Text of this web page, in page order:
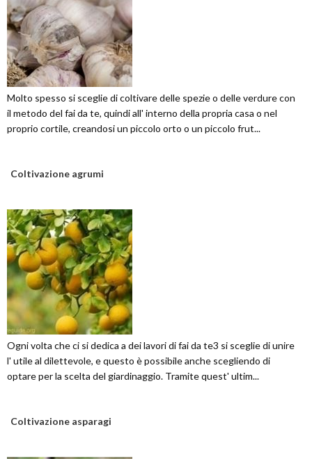
Molto spesso si sceglie di coltivare delle spezie o delle verdure con
il metodo del fai da te, quindi all' interno della propria casa o nel
proprio cortile, creandosi un piccolo orto o un piccolo frut...
Coltivazione agrumi
Ogni volta che ci si dedica a dei lavori di fai da te3 si sceglie di unire
l' utile al dilettevole, e questo è possibile anche scegliendo di
optare per la scelta del giardinaggio. Tramite quest' ultim...
Coltivazione asparagi